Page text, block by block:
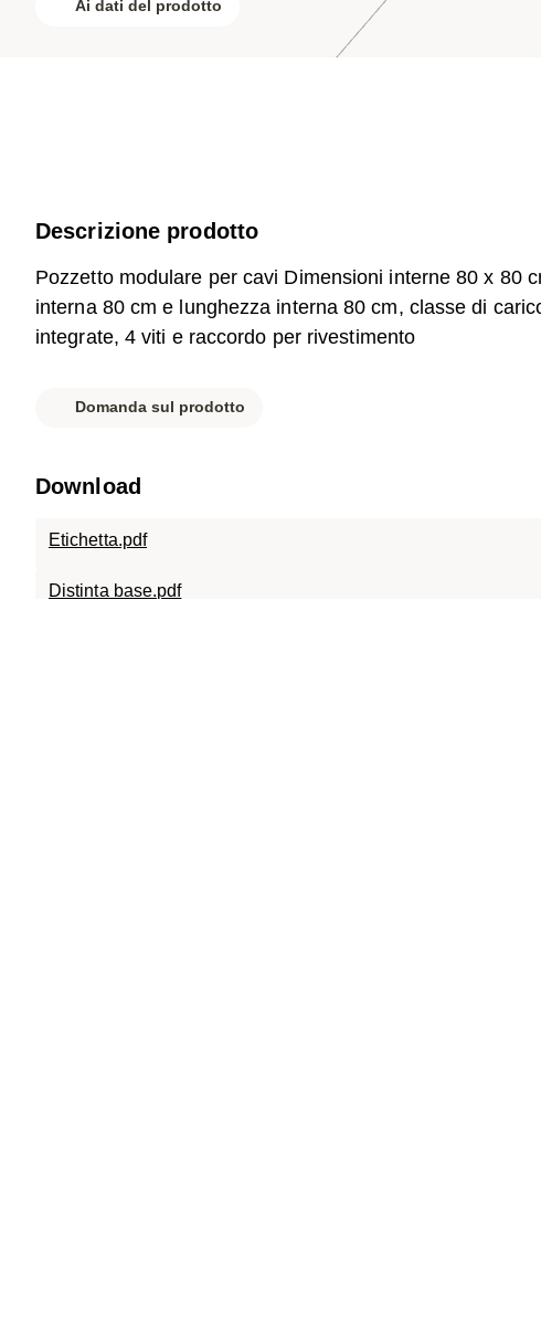
Ai dati del prodotto
Descrizione prodotto
Pozzetto modulare per cavi Dimensioni interne 80 x 80
interna 80 cm e lunghezza interna 80 cm, classe di
integrate, 4 viti e raccordo per rivestimento
Domanda sul prodotto
Download
Etichetta.pdf
Distinta base.pdf